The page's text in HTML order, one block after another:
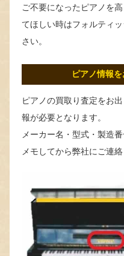
ご不要になったピアノを
てほしい時はフォルティ
さい。
ピアノ情報を
ピアノの買取り査定をお
報が必要となります。
メーカー名・型式・製造
メモしてから弊社にご連絡